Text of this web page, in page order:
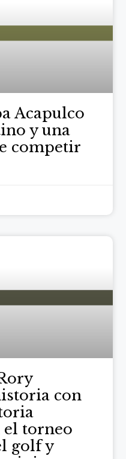
Acapulco
y una
competir
con
el torneo
golf y